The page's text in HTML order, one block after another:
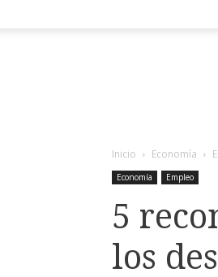
Inicio Economía
Economía Empleo
5
los